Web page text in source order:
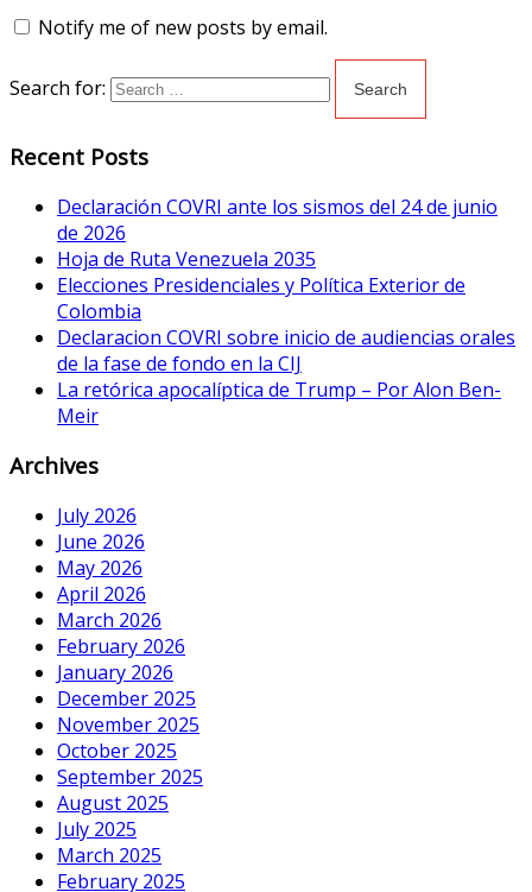
Notify me of new posts by email.
Search for:
Recent Posts
Declaración COVRI ante los sismos del 24 de junio
de 2026
Hoja de Ruta Venezuela 2035
Elecciones Presidenciales y Política Exterior de
Colombia
Declaracion COVRI sobre inicio de audiencias orales
de la fase de fondo en la CIJ
La retórica apocalíptica de Trump – Por Alon Ben-
Meir
Archives
July 2026
June 2026
May 2026
April 2026
March 2026
February 2026
January 2026
December 2025
November 2025
October 2025
September 2025
August 2025
July 2025
March 2025
February 2025